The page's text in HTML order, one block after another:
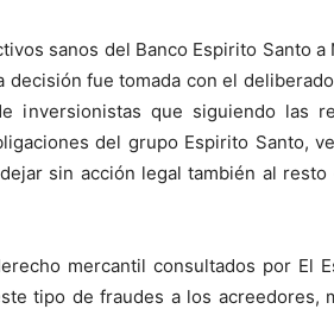
sanos del Banco Espirito Santo
decisión fue tomada con el
inversionistas que siguiendo las
del grupo Espirito Santo,
sin acción legal también al
mercantil consultados por El
tipo de fraudes a los acreedores,